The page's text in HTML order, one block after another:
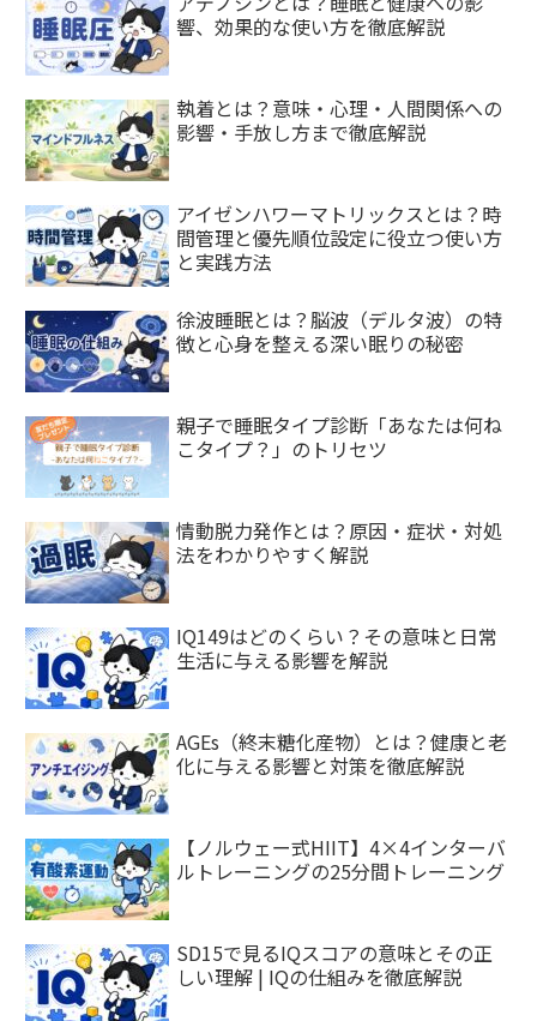
響、効果的な使い方を徹底解説
執着とは？意味・心理・人間関係への
影響・手放し方まで徹底解説
アイゼンハワーマトリックスとは？時
間管理と優先順位設定に役立つ使い方
と実践方法
徐波睡眠とは？脳波（デルタ波）の特
徴と心身を整える深い眠りの秘密
親子で睡眠タイプ診断「あなたは何ね
こタイプ？」のトリセツ
情動脱力発作とは？原因・症状・対処
法をわかりやすく解説
IQ149はどのくらい？その意味と日常
生活に与える影響を解説
AGEs（終末糖化産物）とは？健康と老
化に与える影響と対策を徹底解説
【ノルウェー式HIIT】4×4インターバ
ルトレーニングの25分間トレーニング
SD15で見るIQスコアの意味とその正
しい理解 | IQの仕組みを徹底解説